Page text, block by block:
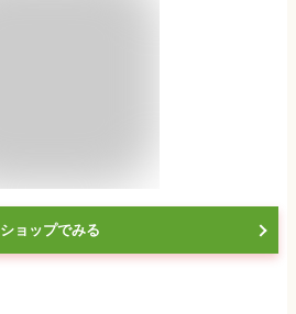
ショップでみる